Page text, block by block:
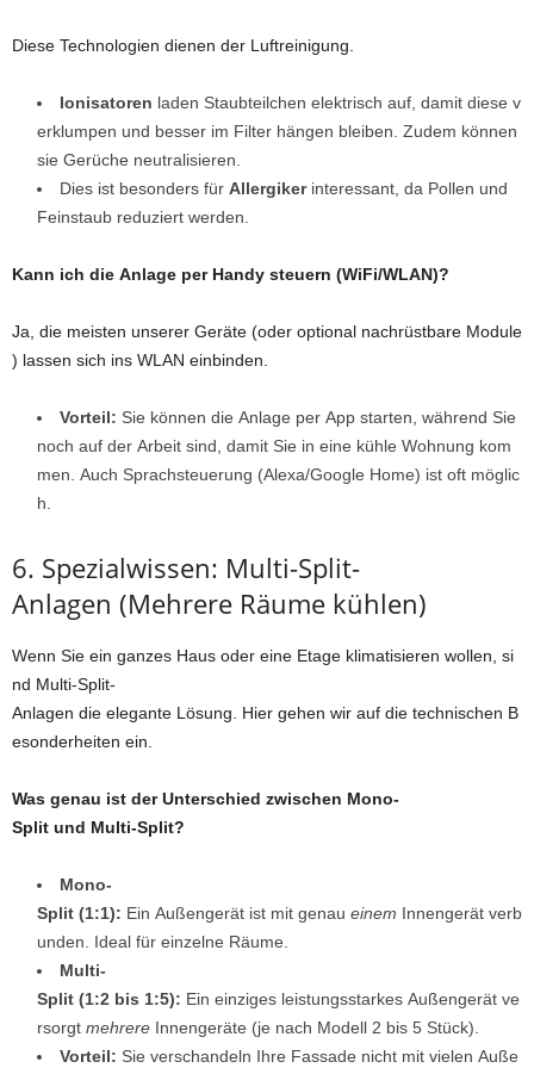
Diese Technologien dienen der Luftreinigung.
Ionisatoren laden Staubteilchen elektrisch auf, damit diese v
erklumpen und besser im Filter hängen bleiben. Zudem können
sie Gerüche neutralisieren.
Dies ist besonders für Allergikerinteressant, da Pollen und
Feinstaub reduziert werden.
Kann ich die Anlage per Handy steuern (WiFi/WLAN)?
Ja, die meisten unserer Geräte (oder optional nachrüstbare Module
) lassen sich ins WLAN einbinden.
Vorteil: Sie können die Anlage per App starten, während Sie
noch auf der Arbeit sind, damit Sie in eine kühle Wohnung kom
men. Auch Sprachsteuerung (Alexa/Google Home) ist oft möglic
h.
6. Spezialwissen: Multi-Split-
Anlagen (Mehrere Räume kühlen)
Wenn Sie ein ganzes Haus oder eine Etage klimatisieren wollen, si
nd Multi-Split-
Anlagen die elegante Lösung. Hier gehen wir auf die technischen B
esonderheiten ein.
Was genau ist der Unterschied zwischen Mono-
Split und Multi-Split?
Mono-
Split (1:1): Ein Außengerät ist mit genau einem Innengerät verb
unden. Ideal für einzelne Räume.
Multi-
Split (1:2 bis 1:5): Ein einziges leistungsstarkes Außengerät ve
rsorgt mehrere Innengeräte (je nach Modell 2 bis 5 Stück).
Vorteil: Sie verschandeln Ihre Fassade nicht mit vielen Auße